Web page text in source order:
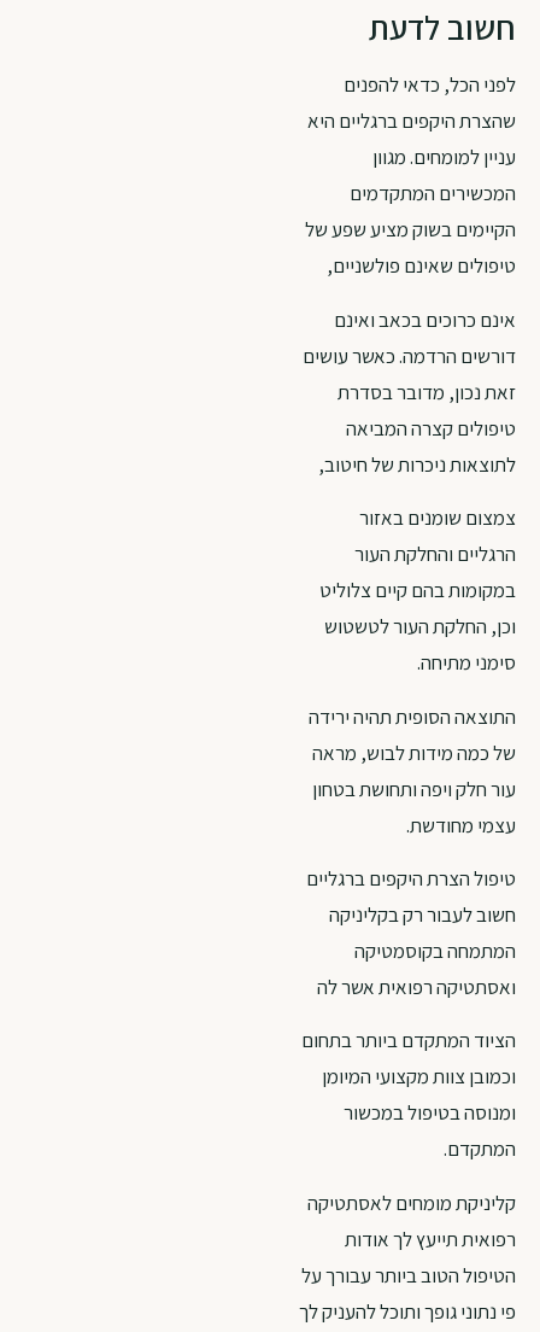
חשוב לדעת
לפני הכל, כדאי להפנים
שהצרת היקפים ברגליים היא
עניין למומחים. מגוון
המכשירים המתקדמים
הקיימים בשוק מציע שפע של
טיפולים שאינם פולשניים,
אינם כרוכים בכאב ואינם
דורשים הרדמה. כאשר עושים
זאת נכון, מדובר בסדרת
טיפולים קצרה המביאה
לתוצאות ניכרות של חיטוב,
צמצום שומנים באזור
הרגליים והחלקת העור
במקומות בהם קיים צלוליט
וכן, החלקת העור לטשטוש
סימני מתיחה.
התוצאה הסופית תהיה ירידה
של כמה מידות לבוש, מראה
עור חלק ויפה ותחושת בטחון
עצמי מחודשת.
טיפול הצרת היקפים ברגליים
חשוב לעבור רק בקליניקה
המתמחה בקוסמטיקה
ואסתטיקה רפואית אשר לה
הציוד המתקדם ביותר בתחום
וכמובן צוות מקצועי המיומן
ומנוסה בטיפול במכשור
המתקדם.
קליניקת מומחים לאסתטיקה
רפואית תייעץ לך אודות
הטיפול הטוב ביותר עבורך על
פי נתוני גופך ותוכל להעניק לך